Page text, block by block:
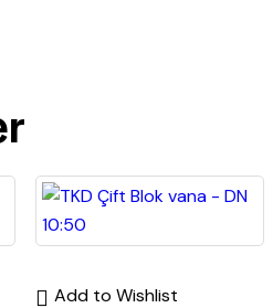
Add to Wishlist